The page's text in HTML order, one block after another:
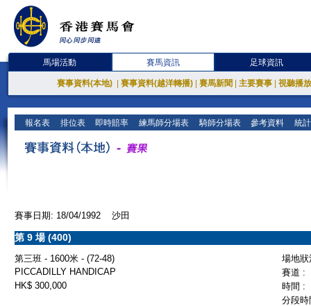
馬場活動 賽馬資訊 足球資訊
賽事資料(本地) 賽事資料(越洋轉播) 賽馬新聞 主要賽事 視聽播
報名表 排位表 即時賠率 練馬師分場表 騎師分場表 參考資料 統
賽事日期: 18/04/1992 沙田
第 9 場 (400)
第三班 - 1600米 - (72-48)
場地
PICCADILLY HANDICAP
賽道 :
HK$ 300,000
時間 :
分段